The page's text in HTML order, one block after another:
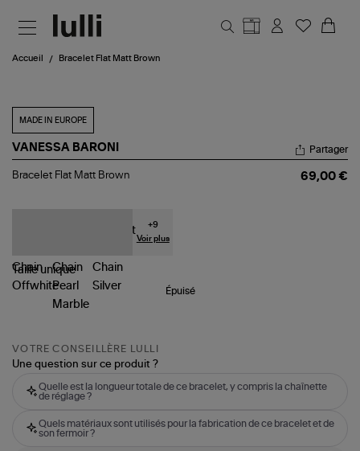
Accueil Bracelet Flat Matt Brown
MADE IN EUROPE
VANESSA BARONI
Bracelet
Partager
Bracelet Flat Matt Brown 69,00 €
+9
Voir plus
Tailleunique
Épuisé
VOTRE CONSEILLÈRE LULLI
Une question sur ce produit ?
Quelle est la longueur totale de ce bracelet, y compris la chaînette
de réglage ?
Quels matériaux sont utilisés pour la fabrication de ce bracelet et de
son fermoir ?